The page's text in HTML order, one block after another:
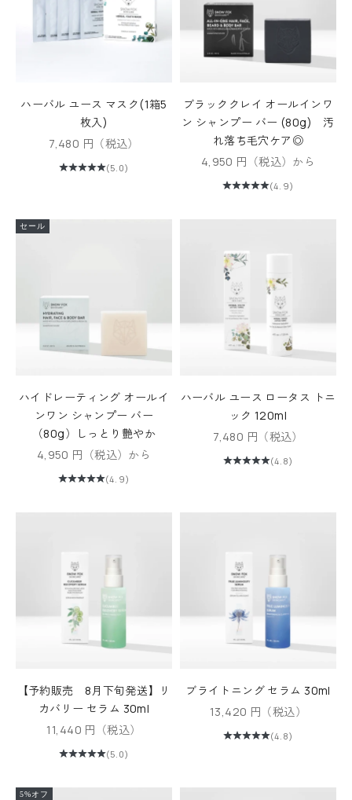
ハーバル ユース マスク(1箱5
枚入)
セール価格
7,480 円（税込）
(5.0)
ブラッククレイ オールインワ
ン シャンプー バー (80g) 汚
れ落ち毛穴ケア◎
セール価格
4,950 円（税込）から
(4.9)
セール
ハイドレーティング オールイ
ンワン シャンプー バー
（80g）しっとり艶やか
セール価格
4,950 円（税込）から
(4.9)
ハーバル ユース ロータス トニ
ック 120ml
セール価格
7,480 円（税込）
(4.8)
【予約販売 8月下旬発送】リ
カバリー セラム 30ml
セール価格
11,440 円（税込）
(5.0)
ブライトニング セラム 30ml
セール価格
13,420 円（税込）
(4.8)
5%オフ